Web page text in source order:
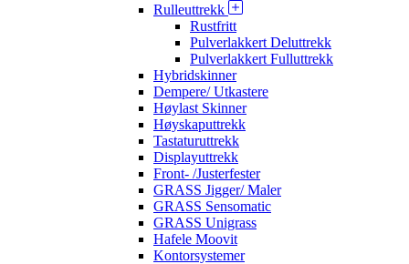
Rulleuttrekk
Rustfritt
Pulverlakkert Deluttrekk
Pulverlakkert Fulluttrekk
Hybridskinner
Dempere/ Utkastere
Høylast Skinner
Høyskaputtrekk
Tastaturuttrekk
Displayuttrekk
Front- /Justerfester
GRASS Jigger/ Maler
GRASS Sensomatic
GRASS Unigrass
Hafele Moovit
Kontorsystemer